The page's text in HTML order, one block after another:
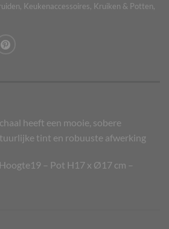
, Keukenaccessoires, Kruiken & Potten,
heeft een mooie, sobere
tint en robuuste afwerking
– Pot H17 x Ø17 cm –